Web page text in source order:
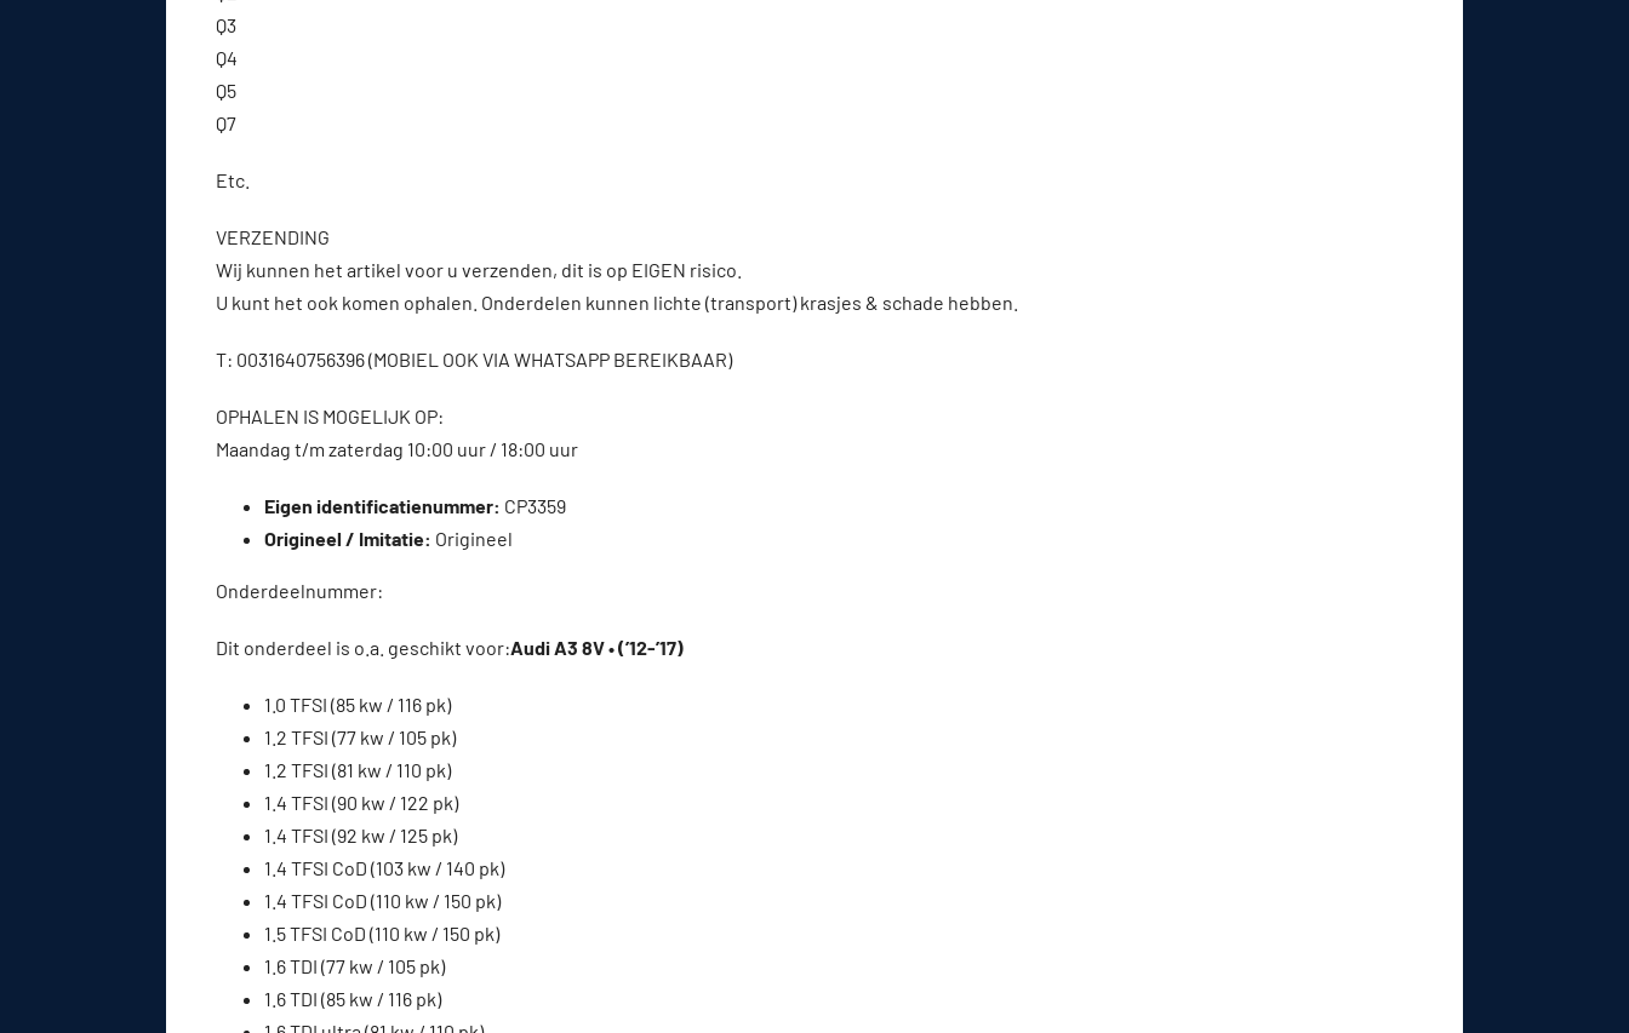
Q3
Q4
Q5
Q7
Etc.
VERZENDING
Wij kunnen het artikel voor u verzenden, dit is op EIGEN risico.
U kunt het ook komen ophalen. Onderdelen kunnen lichte (transport) krasjes & schade hebben.
T: 0031640756396 (MOBIEL OOK VIA WHATSAPP BEREIKBAAR)
OPHALEN IS MOGELIJK OP:
Maandag t/m zaterdag 10:00 uur / 18:00 uur
Eigen identificatienummer: CP3359
Origineel / Imitatie: Origineel
Onderdeelnummer:
Dit onderdeel is o.a. geschikt voor:Audi A3 8V • (’12-’17)
1.0 TFSI (85 kw / 116 pk)
1.2 TFSI (77 kw / 105 pk)
1.2 TFSI (81 kw / 110 pk)
1.4 TFSI (90 kw / 122 pk)
1.4 TFSI (92 kw / 125 pk)
1.4 TFSI CoD (103 kw / 140 pk)
1.4 TFSI CoD (110 kw / 150 pk)
1.5 TFSI CoD (110 kw / 150 pk)
1.6 TDI (77 kw / 105 pk)
1.6 TDI (85 kw / 116 pk)